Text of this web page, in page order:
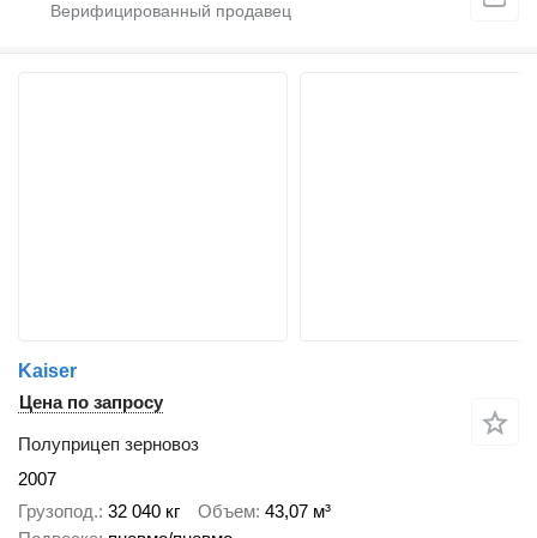
Kaiser
Цена по запросу
Полуприцеп зерновоз
2007
Грузопод. 32 040 кг Объем 43,07 м³